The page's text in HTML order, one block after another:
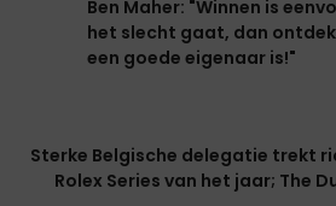
Ben Maher: "Winnen is
het slecht gaat, dan
een goede eigenaar is!"
Sterke Belgische delegatie trekt
Rolex Series van het jaar; The